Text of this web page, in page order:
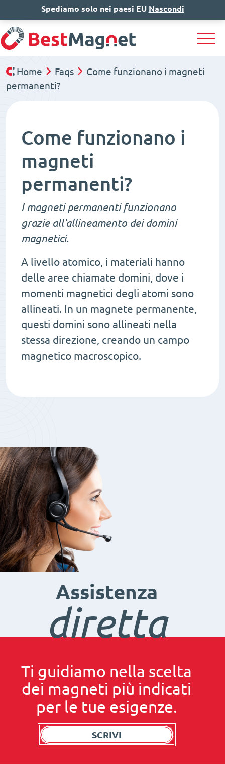
IT EN DE
Home Faqs
Come funzionano i magneti
permanenti?
Come funzionano i
magneti
permanenti?
I magneti permanenti funzionano
grazie all'allineamento dei domini
magnetici.
A livello atomico, i materiali hanno
delle aree chiamate domini, dove i
momenti magnetici degli atomi sono
allineati. In un magnete permanente,
questi domini sono allineati nella
stessa direzione, creando un campo
magnetico macroscopico.
Assistenza
diretta
Ti guidiamo nella scelta
dei magneti più indicati
per le tue esigenze.
SCRIVI
Spediamo solo nei paesi EU Nascondi